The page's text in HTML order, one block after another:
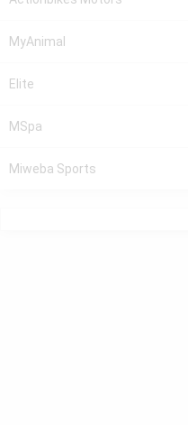
MyAnimal
Elite
MSpa
Miweba Sports